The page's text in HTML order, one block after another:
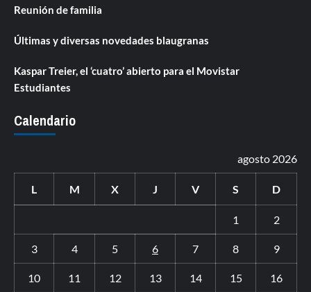
Reunión de familia
Últimas y diversas novedades blaugranas
Kaspar Treier, el ‘cuatro’ abierto para el Movistar
Estudiantes
Calendario
agosto 2026
L M X J V S D
1 2
3 4 5 6 7 8 9
10 11 12 13 14 15 16